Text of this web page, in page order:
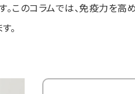
このコラムでは、免疫力を高
。